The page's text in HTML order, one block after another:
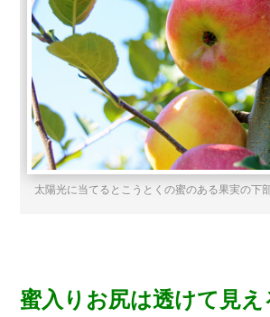
太陽光に当てるとこうとくの蜜のある果実の下
蜜入りお尻は透けて見え